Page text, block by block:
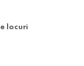
locuri